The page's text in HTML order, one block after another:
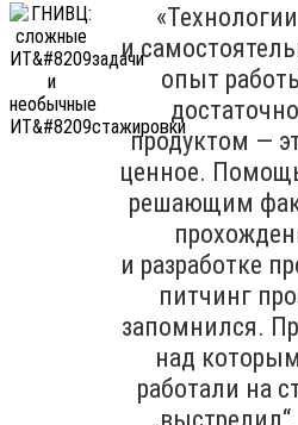
и
опыт
продуктом —
ценное.
решающим
и разработке
питчинг
запомнился.
над
работали на